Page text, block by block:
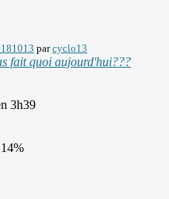
parcyclo13
fait quoi aujourd'hui???
3h39